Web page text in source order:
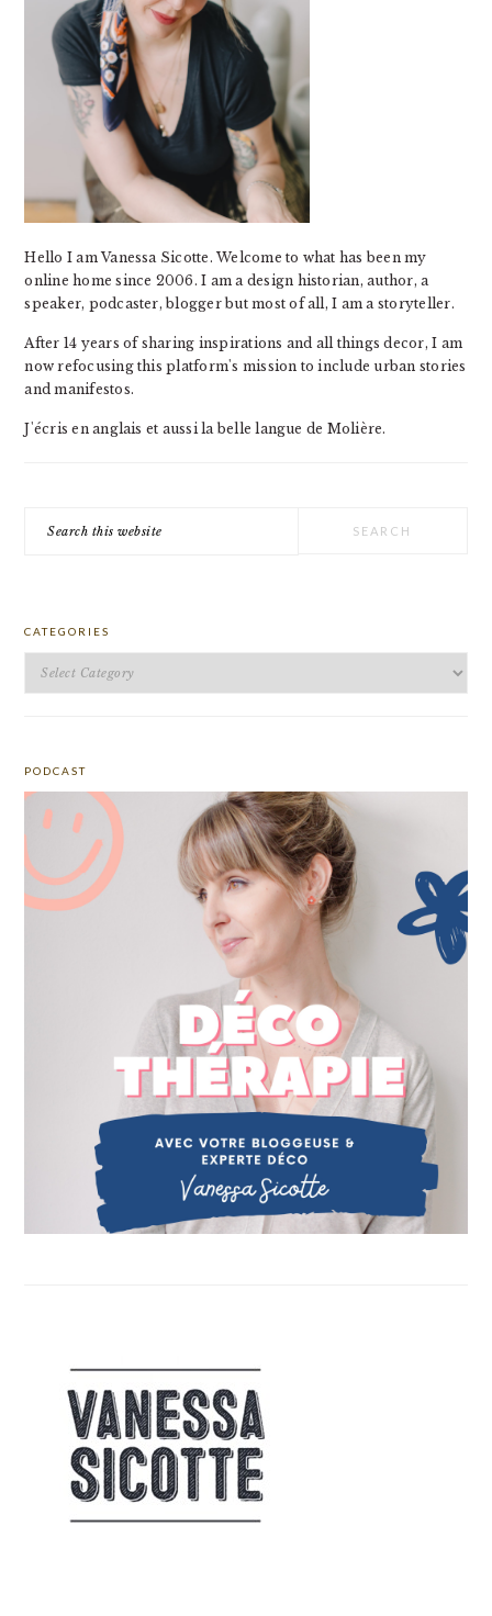
Hello I am Vanessa Sicotte. Welcome to what has been my
online home since 2006. I am a design historian, author, a
speaker, podcaster, blogger but most of all, I am a storyteller.
After 14 years of sharing inspirations and all things decor, I am
now refocusing this platform's mission to include urban stories
and manifestos.
J'écris en anglais et aussi la belle langue de Molière.
this
CATEGORIES
PODCAST